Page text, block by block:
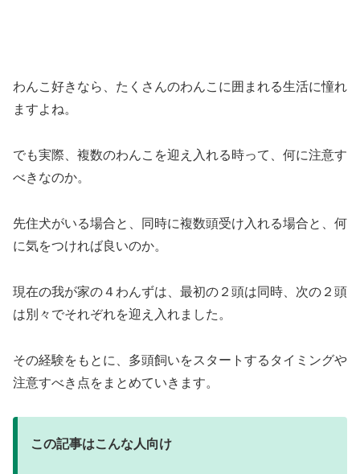
わんこ好きなら、たくさんのわんこに囲まれる生活に憧れ
ますよね。
でも実際、複数のわんこを迎え入れる時って、何に注意す
べきなのか。
先住犬がいる場合と、同時に複数頭受け入れる場合と、何
に気をつければ良いのか。
現在の我が家の４わんずは、最初の２頭は同時、次の２頭
は別々でそれぞれを迎え入れました。
その経験をもとに、多頭飼いをスタートするタイミングや
注意すべき点をまとめていきます。
この記事はこんな人向け